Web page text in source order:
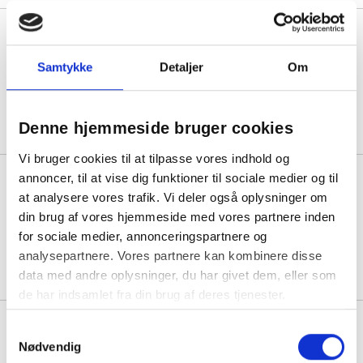
Samtykke Detaljer Om
Denne hjemmeside bruger cookies
Vi bruger cookies til at tilpasse vores indhold og
annoncer, til at vise dig funktioner til sociale medier og til
at analysere vores trafik. Vi deler også oplysninger om
din brug af vores hjemmeside med vores partnere inden
for sociale medier, annonceringspartnere og
analysepartnere. Vores partnere kan kombinere disse
data med andre oplysninger, du har givet dem, eller som
de har indsamlet fra din brug af deres tjenester.
Nødvendig
Bantex formular clipboard A4
med forside sort
Clipboard A4 aluminium af 80%
genbrugsmateriale sølv
1 stk á 260,00
Køb mere til kun: 222,50
ophæng eller fastgøres til trolley